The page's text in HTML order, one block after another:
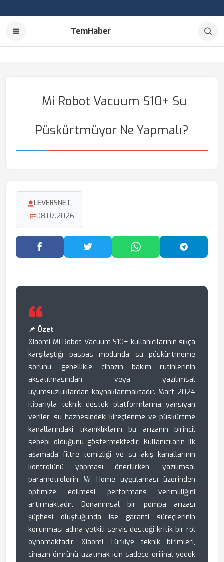
TemHaber
Mi Robot Vacuum S10+ Su
Püskürtmüyor Ne Yapmalı?
LEVERSNET
08.07.2026
Facebook'ta PaylaşTwitter'da PaylaşWhatsApp'ta Paylaş
📌 Özet
Xiaomi Mi Robot Vacuum S10+ kullanıcılarının sıkça
karşılaştığı paspas modunda su püskürtmeme
sorunu, genellikle cihazın bakım rutinlerinin
aksatılmasından veya yazılımsal
uyumsuzluklardan kaynaklanmaktadır. Mart 2024
itibarıyla teknik destek platformlarına yansıyan
veriler, su haznesindeki kireçlenme ve püskürtme
kanallarındaki tıkanıklıkların bu arızanın birincil
sebebi olduğunu göstermektedir. Kullanıcıların ilk
aşamada filtre temizliği ve su akış kanallarının
kontrolünü yapması önerilirken, yazılımsal
parametrelerin Mi Home uygulaması üzerinden
optimize edilmesi performans verimliliğini
artırmaktadır. Donanımsal bir pompa arızası
şüphesi oluştuğunda ise garanti süreçlerinin
korunması adına yetkili servis desteği kritik bir rol
oynamaktadır. Xiaomi Türkiye teknik birimleri,
cihazın ömrünü uzatmak için sadece orijinal yedek